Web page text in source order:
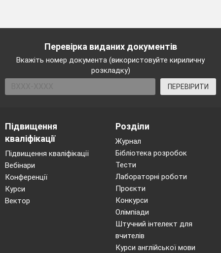
Перевірка виданих документів
Вкажіть номер документа (використовуйте кириличну
розкладку)
ПЕРЕВІРИТИ
Підвищення
кваліфікації
Підвищення кваліфікації
Вебінари
Конференції
Курси
Вектор
Розділи
Журнал
Бібліотека розробок
Тести
Лабораторні роботи
Проєкти
Конкурси
Олімпіади
Штучний інтелект для
вчителів
Курси англійської мови